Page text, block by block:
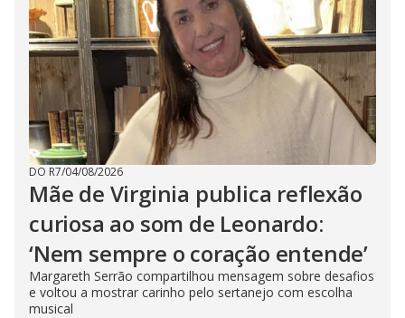
DO R7/04/08/2026
Mãe de Virginia publica reflexão
curiosa ao som de Leonardo:
‘Nem sempre o coração entende’
Margareth Serrão compartilhou mensagem sobre desafios
e voltou a mostrar carinho pelo sertanejo com escolha
musical